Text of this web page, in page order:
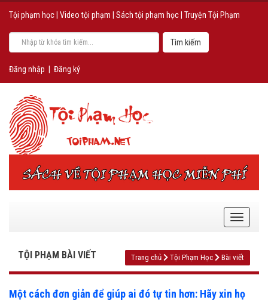
Tội phạm học Video tội phạm Sách tội phạm học Truyện Tội Phạm
Đăng nhập Đăng ký
TỘI PHẠM BÀI VIẾT Trang chủ Tội Phạm Học Bài viết
Một cách đơn giản để giúp ai đó tự tin hơn: Hãy xin họ